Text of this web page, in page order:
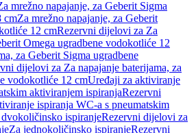
mrežno napajanje, za Geberit Sigma
cmZa mrežno napajanje, za Geberit
12 cmRezervni dijelovi za Za
Omega ugradbene vodokotliće 12
za Geberit Sigma ugradbene
dijelovi za Za napajanje baterijama, za
vodokotliće 12 cmUređaji za aktiviranje
aktiviranjem ispiranjaRezervni
ispiranja WC-a s pneumatskim
dvokoličinsko ispiranjeRezervni dijelovi za
Za jednokoličinsko ispiranjeRezervni